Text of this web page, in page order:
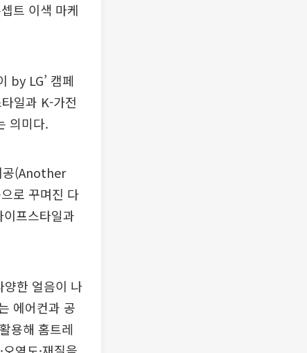
트 이색 마케
by LG’ 캠페
일과 K-가전
의미다.
공(Another
로 꾸며진 다
프스타일과
양한 얼음이 나
에어컨과 공
용해 홈트레